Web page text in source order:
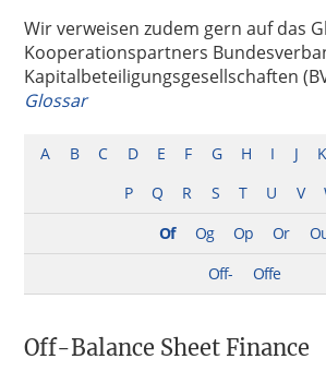
Tax
Wir verweisen zudem gern auf das
Kooperationspartners
Kapitalbeteiligungsgesellschaften
Glossar
A B C D E F G H I J K
P
Q R S T U V
Of
Og Op Or
Off-
Offe
Off-Balance Sheet Finance